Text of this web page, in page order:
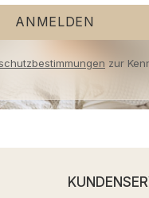
ANMELDEN
zur